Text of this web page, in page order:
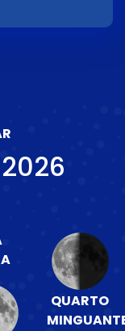
2026
QUARTO